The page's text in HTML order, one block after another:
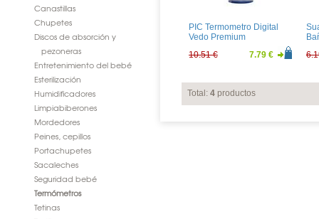
Canastillas
Chupetes
Discos de absorción y
pezoneras
Entretenimiento del bebé
Esterilización
Humidificadores
Limpiabiberones
Mordedores
Peines, cepillos
Portachupetes
Sacaleches
Seguridad bebé
Termómetros
Tetinas
PIC Termometro Digital
Vedo Premium
10.51 €
7.79 €
Total: 4 productos